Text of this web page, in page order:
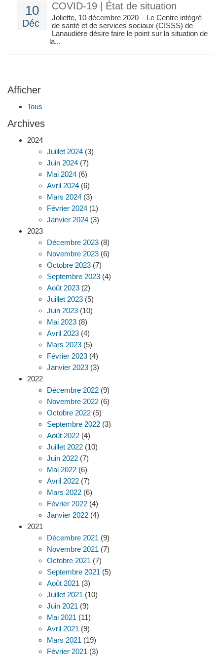
10
Déc
COVID-19 | État de situation
Joliette, 10 décembre 2020 – Le Centre intégré
de santé et de services sociaux (CISSS) de
Lanaudière désire faire le point sur la situation de
la...
Afficher
Tous
Archives
2024
Juillet 2024 (3)
Juin 2024 (7)
Mai 2024 (6)
Avril 2024 (6)
Mars 2024 (3)
Février 2024 (1)
Janvier 2024 (3)
2023
Décembre 2023 (8)
Novembre 2023 (6)
Octobre 2023 (7)
Septembre 2023 (4)
Août 2023 (2)
Juillet 2023 (5)
Juin 2023 (10)
Mai 2023 (8)
Avril 2023 (4)
Mars 2023 (5)
Février 2023 (4)
Janvier 2023 (3)
2022
Décembre 2022 (9)
Novembre 2022 (6)
Octobre 2022 (5)
Septembre 2022 (3)
Août 2022 (4)
Juillet 2022 (10)
Juin 2022 (7)
Mai 2022 (6)
Avril 2022 (7)
Mars 2022 (6)
Février 2022 (4)
Janvier 2022 (4)
2021
Décembre 2021 (9)
Novembre 2021 (7)
Octobre 2021 (7)
Septembre 2021 (5)
Août 2021 (3)
Juillet 2021 (10)
Juin 2021 (9)
Mai 2021 (11)
Avril 2021 (9)
Mars 2021 (19)
Février 2021 (3)